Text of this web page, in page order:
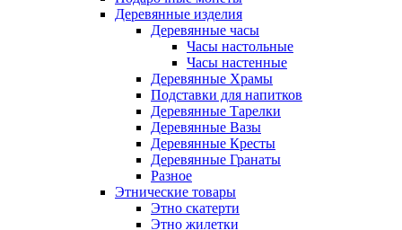
Деревянные изделия
Деревянные часы
Часы настольные
Часы настенные
Деревянные Храмы
Подставки для напитков
Деревянные Тарелки
Деревянные Вазы
Деревянные Кресты
Деревянные Гранаты
Разное
Этнические товары
Этно скатерти
Этно жилетки